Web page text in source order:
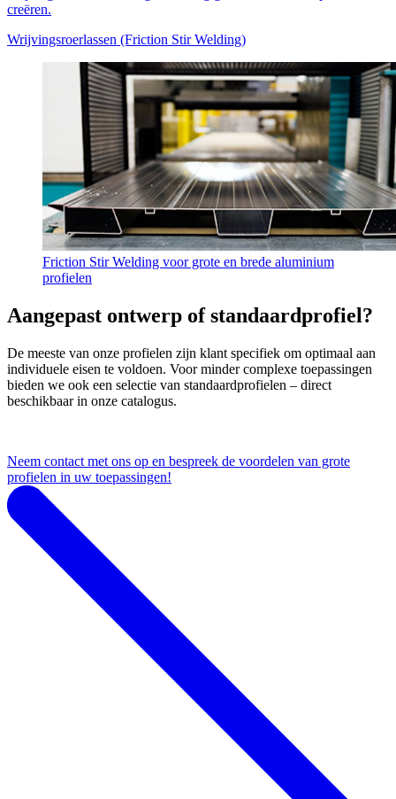
creëren.
Wrijvingsroerlassen (Friction Stir Welding)
Friction Stir Welding voor grote en brede aluminium
profielen
Aangepast ontwerp of standaardprofiel?
De meeste van onze profielen zijn klant specifiek om optimaal aan
individuele eisen te voldoen. Voor minder complexe toepassingen
bieden we ook een selectie van standaardprofielen – direct
beschikbaar in onze catalogus.
Neem contact met ons op en bespreek de voordelen van grote
profielen in uw toepassingen!